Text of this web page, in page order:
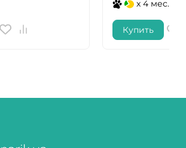
x 4 мес.
Купить